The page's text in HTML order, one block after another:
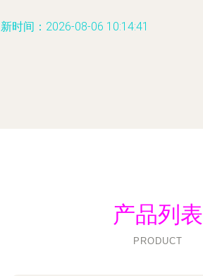
时间：2026-08-06 10:14:41
产品列表
PRODUCT